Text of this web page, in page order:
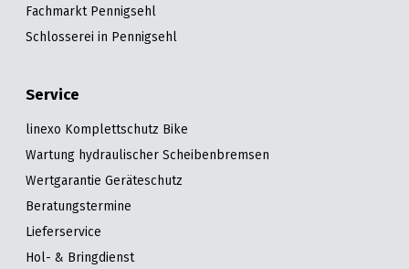
Fachmarkt Pennigsehl
Schlosserei in Pennigsehl
Service
linexo Komplettschutz Bike
Wartung hydraulischer Scheibenbremsen
Wertgarantie Geräteschutz
Beratungstermine
Lieferservice
Hol- & Bringdienst